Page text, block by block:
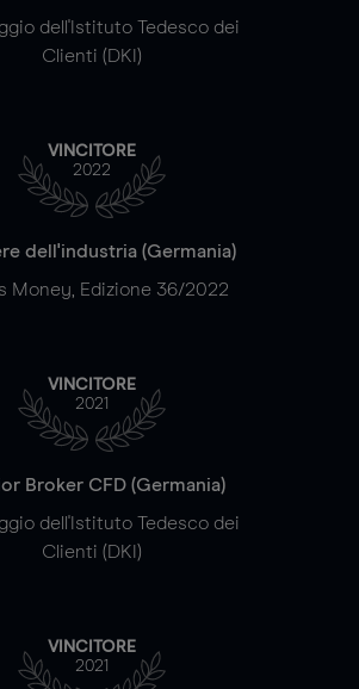
dell'Istituto Tedesco dei
Clienti (DKI)
VINCITORE
2022
dell'industria (Germania)
Money, Edizione 36/2022
VINCITORE
2021
Broker CFD (Germania)
dell'Istituto Tedesco dei
Clienti (DKI)
VINCITORE
2021